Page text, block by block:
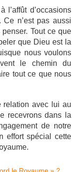
l’affût d’occasions
n’est pas aussi
Tout ce que
que Dieu est la
nous voulons
le chemin du
tout ce que nous
relation avec lui au
recevrons dans la
de notre
effort spécial cette